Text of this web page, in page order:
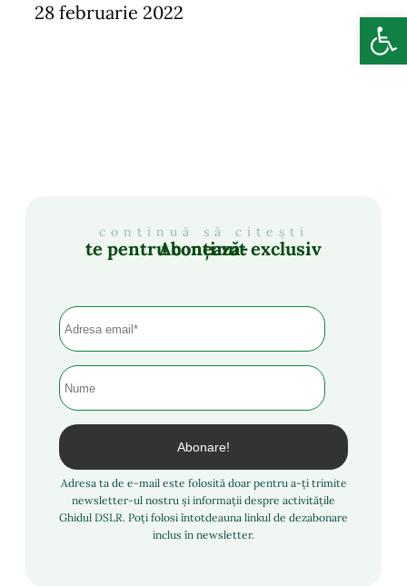
28 februarie 2022
continuă să citești
Abonează-te pentru conținut exclusiv
Adresa ta de e-mail este folosită doar pentru a-ți trimite
newsletter-ul nostru și informații despre activitățile
Ghidul DSLR. Poți folosi întotdeauna linkul de dezabonare
inclus în newsletter.